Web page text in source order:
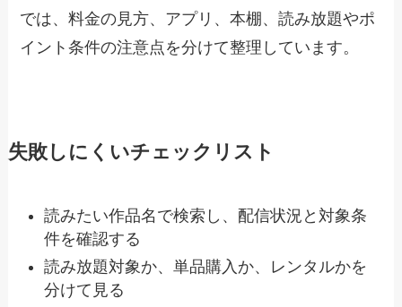
では、料金の見方、アプリ、本棚、読み放題やポ
イント条件の注意点を分けて整理しています。
失敗しにくいチェックリスト
読みたい作品名で検索し、配信状況と対象条
件を確認する
読み放題対象か、単品購入か、レンタルかを
分けて見る